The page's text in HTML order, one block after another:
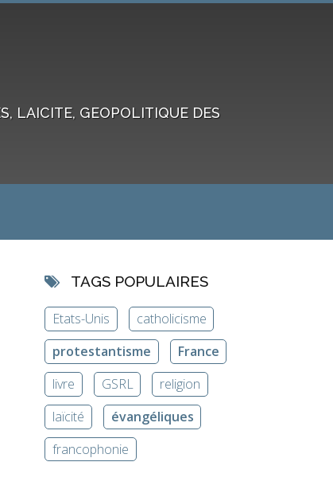
LAICITE, GEOPOLITIQUE DES
TAGS POPULAIRES
Etats-Unis
catholicisme
protestantisme
France
livre
GSRL
religion
laïcité
évangéliques
francophonie